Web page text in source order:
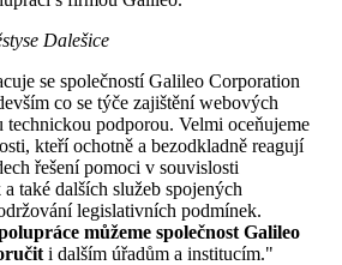
Dalešice
se společností Galileo Corporation
co se týče zajištění webových
technickou podporou. Velmi oceňujeme
kteří ochotně a bezodkladně reagují
řešení pomoci v souvislosti
také dalších služeb spojených
legislativních podmínek.
můžeme společnost Galileo
i dalším úřadům a institucím."